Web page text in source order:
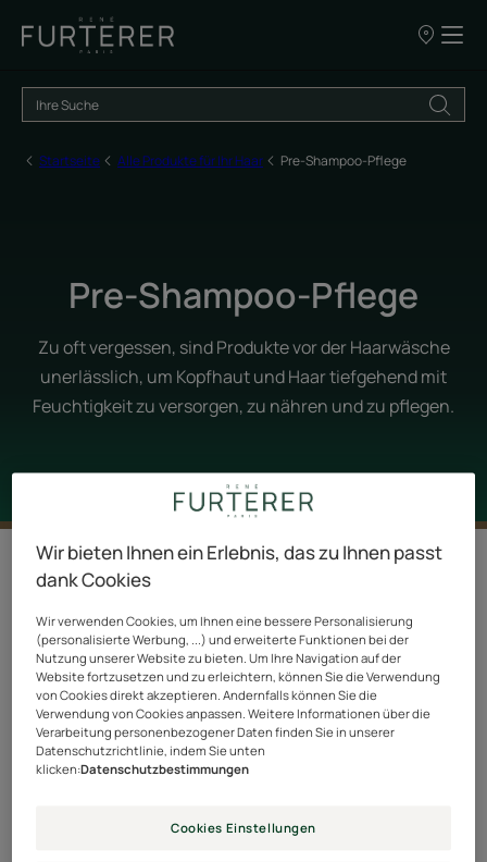
UNSERE
Startseite Alle Produkte für Ihr Haar Pre-Shampoo-Pflege
Pre-Shampoo-Pflege
Zu oft vergessen, sind Produkte vor der Haarwäsche
unerlässlich, um Kopfhaut und Haar tiefgehend mit
Feuchtigkeit zu versorgen, zu nähren und zu pflegen.
2 Ergebnisse "Pre-Shampoo-Pflege"
Astera
-
Beruhigendes
Konzentrat
FRISCHE
&
REINHEIT
HEAD
SPA
Complexe
5
–
Stimulierendes
Wir bieten Ihnen ein Erlebnis, das zu Ihnen passt
dank Cookies
Wir verwenden Cookies, um Ihnen eine bessere Personalisierung
(personalisierte Werbung, ...) und erweiterte Funktionen bei der
Nutzung unserer Website zu bieten. Um Ihre Navigation auf der
Website fortzusetzen und zu erleichtern, können Sie die Verwendung
von Cookies direkt akzeptieren. Andernfalls können Sie die
Verwendung von Cookies anpassen. Weitere Informationen über die
Verarbeitung personenbezogener Daten finden Sie in unserer
Datenschutzrichtlinie, indem Sie unten
klicken:Datenschutzbestimmungen
Cookies Einstellungen